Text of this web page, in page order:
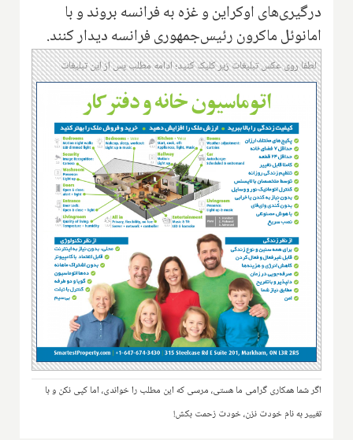
درگیری‌های اوکراین و غزه به فرانسه بروند و با
امانوئل ماکرون رئیس‌جمهوری فرانسه دیدار کنند.
لطفا روی عکس تبلیغات زیر کلیک کنید؛ ادامه مطلب پس از این تبلیغات
اگر شما همکاری گرامی ما هستی، مرسی که این مطلب را خواندی، اما کپی نکن و با
تغییر به نام خودت نزن، خودت زحمت بکش!